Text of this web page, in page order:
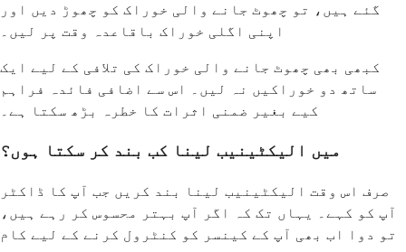
گئے ہیں، تو چھوٹ جانے والی خوراک کو چھوڑ دیں اور
اپنی اگلی خوراک باقاعدہ وقت پر لیں۔
کبھی بھی چھوٹ جانے والی خوراک کی تلافی کے لیے ایک
ساتھ دو خوراکیں نہ لیں۔ اس سے اضافی فائدہ فراہم
کیے بغیر ضمنی اثرات کا خطرہ بڑھ سکتا ہے۔
میں الیکٹینیب لینا کب بند کر سکتا ہوں؟
صرف اس وقت الیکٹینیب لینا بند کریں جب آپ کا ڈاکٹر
آپ کو کہے۔ یہاں تک کہ اگر آپ بہتر محسوس کر رہے ہیں،
تو دوا اب بھی آپ کے کینسر کو کنٹرول کرنے کے لیے کام